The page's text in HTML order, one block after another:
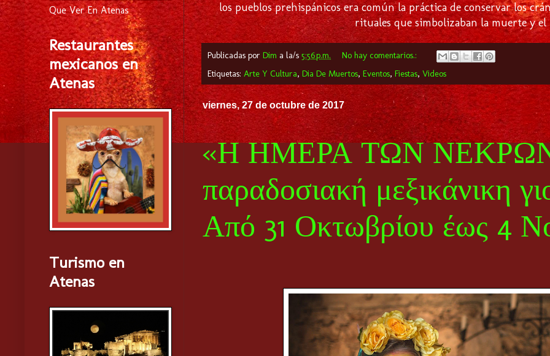
los pueblos prehispánicos era común la práctica de conservar los
rituales que simbolizaban la muerte y
Publicadas por Dim a la/s 5:56 p.m.
No hay comentarios.:
Etiquetas: Arte Y Cultura, Dia De Muertos, Eventos, Fiestas, Videos
viernes, 27 de octubre de 2017
«Η ΗΜΕΡΑ ΤΩΝ
παραδοσιακή μεξικάνικη
Από 31 Οκτωβρίου έως 4
Que Ver En Atenas
Restaurantes
mexicanos en
Atenas
Turismo en
Atenas